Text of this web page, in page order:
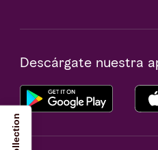
Descárgate nuestra